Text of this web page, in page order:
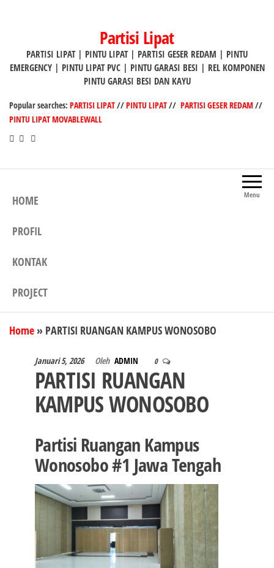
Partisi Lipat
PARTISI LIPAT | PINTU LIPAT | PARTISI GESER REDAM | PINTU
EMERGENCY | PINTU LIPAT PVC | PINTU GARASI BESI | REL KOMPONEN
PINTU GARASI BESI DAN KAYU
Popular searches: PARTISI LIPAT//PINTU LIPAT// PARTISI GESER REDAM//
PINTU LIPAT MOVABLEWALL
Menu
HOME
PROFIL
KONTAK
PROJECT
Home » PARTISI RUANGAN KAMPUS WONOSOBO
Januari 5, 2026 Oleh ADMIN 0
PARTISI RUANGAN
KAMPUS WONOSOBO
Partisi Ruangan Kampus
Wonosobo #1 Jawa Tengah